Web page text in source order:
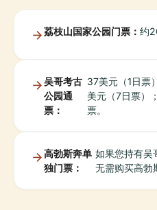
荔枝山国家公园门票： 约
吴哥考古
公园通
票：
37美元（1日票
美元（7日票）
票。
高勃斯奔单
独门票：
如果您持有吴
无需购买高勃